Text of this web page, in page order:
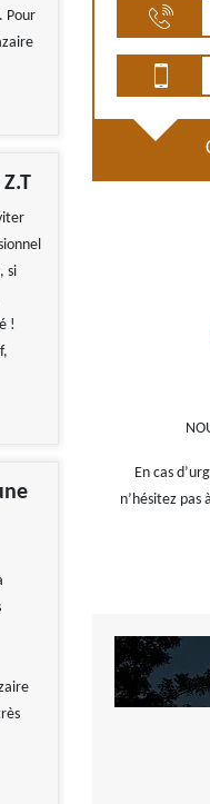
Pour
si
!
En cas
n’hésitez